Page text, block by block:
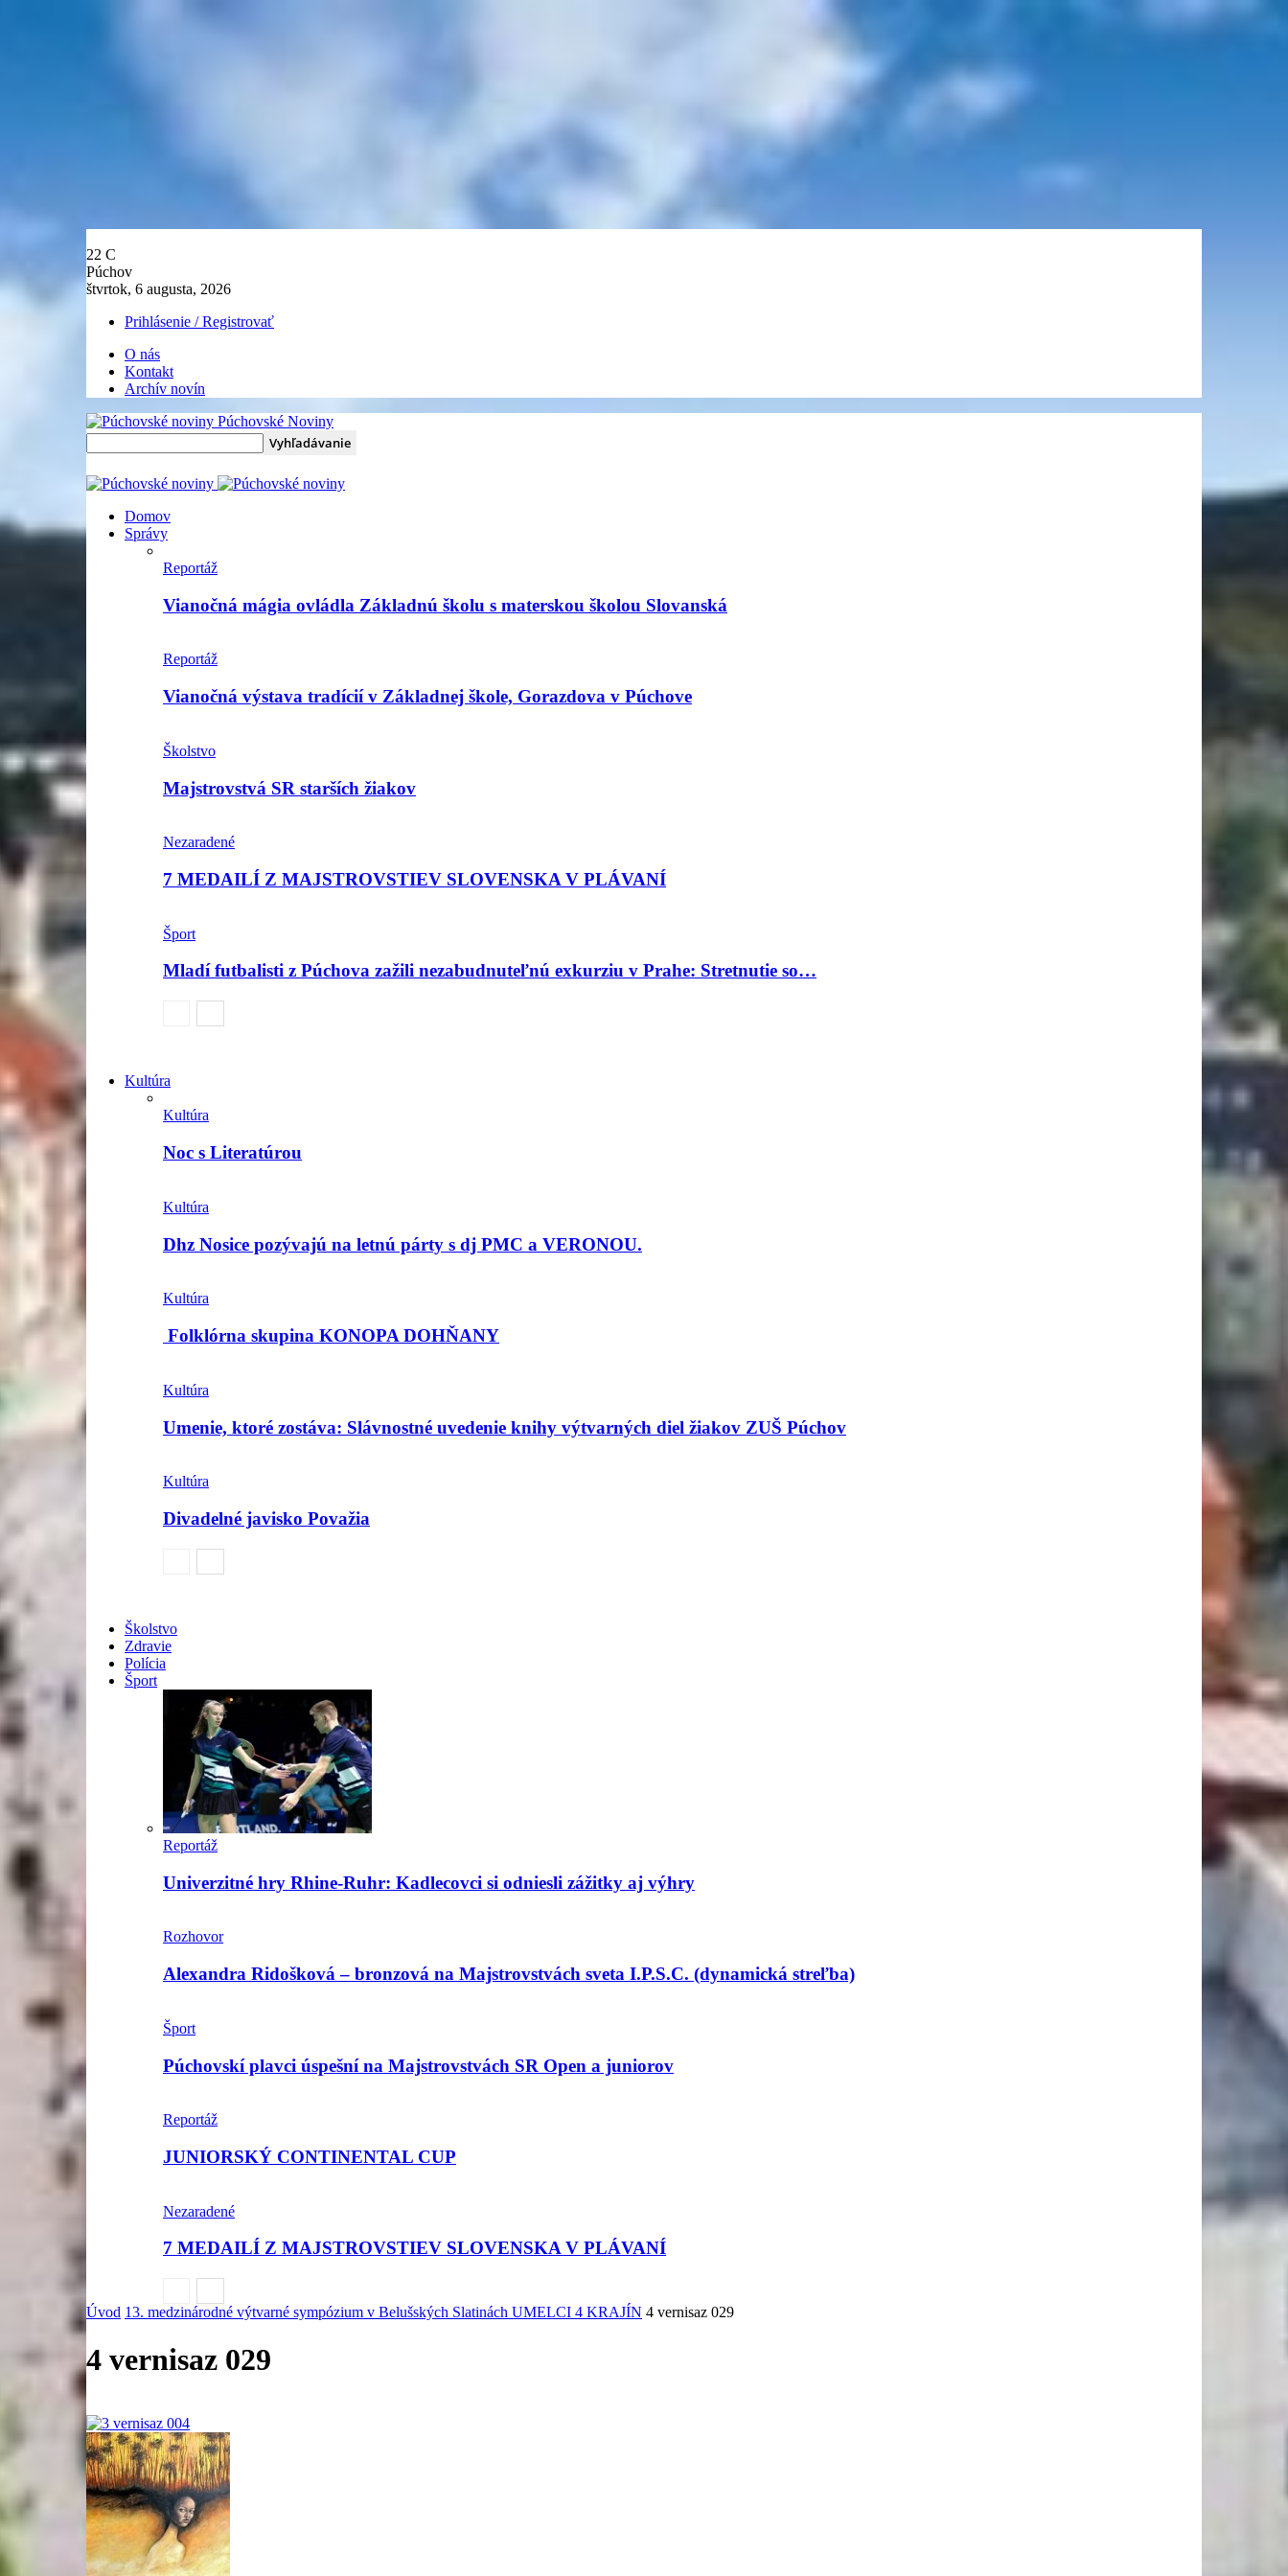
22 C
Púchov
štvrtok, 6 augusta, 2026
Prihlásenie / Registrovať
O nás
Kontakt
Archív novín
Púchovské Noviny
Domov
Správy
Reportáž
Vianočná mágia ovládla Základnú školu s materskou školou Slovanská
Reportáž
Vianočná výstava tradícií v Základnej škole, Gorazdova v Púchove
Školstvo
Majstrovstvá SR starších žiakov
Nezaradené
7 MEDAILÍ Z MAJSTROVSTIEV SLOVENSKA V PLÁVANÍ
Šport
Mladí futbalisti z Púchova zažili nezabudnuteľnú exkurziu v Prahe: Stretnutie so…
Kultúra
Kultúra
Noc s Literatúrou
Kultúra
Dhz Nosice pozývajú na letnú párty s dj PMC a VERONOU.
Kultúra
Folklórna skupina KONOPA DOHŇANY
Kultúra
Umenie, ktoré zostáva: Slávnostné uvedenie knihy výtvarných diel žiakov ZUŠ Púchov
Kultúra
Divadelné javisko Považia
Školstvo
Zdravie
Polícia
Šport
Reportáž
Univerzitné hry Rhine-Ruhr: Kadlecovci si odniesli zážitky aj výhry
Rozhovor
Alexandra Ridošková – bronzová na Majstrovstvách sveta I.P.S.C. (dynamická streľba)
Šport
Púchovskí plavci úspešní na Majstrovstvách SR Open a juniorov
Reportáž
JUNIORSKÝ CONTINENTAL CUP
Nezaradené
7 MEDAILÍ Z MAJSTROVSTIEV SLOVENSKA V PLÁVANÍ
Úvod 13. medzinárodné výtvarné sympózium v Belušských Slatinách UMELCI 4 KRAJÍN 4 vernisaz 029
4 vernisaz 029